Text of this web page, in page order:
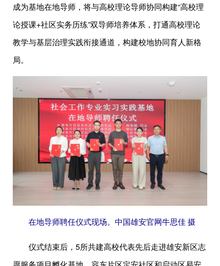
成为基地在地导师，将与高校理论导师协同构建“高校理
论授课+社区实务历练”双导师培养体系，打通高校理论
教学与基层治理实践衔接通道，构建校地协同育人新格
局。
在地导师聘任仪式现场。中国雄安官网牛思佳 摄
仪式结束后，5所共建高校代表先后走进雄安新区志